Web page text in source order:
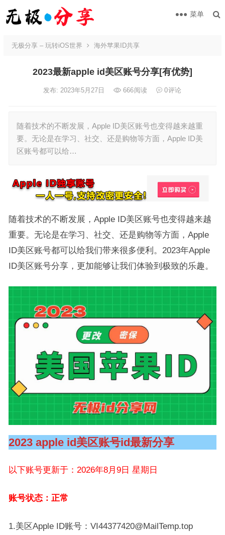
菜单
无极分享 – 玩转iOS世界 海外苹果ID共享
2023最新apple id美区账号分享[有优势]
发布: 2023年5月27日 666阅读 0评论
随着技术的不断发展，Apple ID美区账号也变得越来越重
要。无论是在学习、社交、还是购物等方面，Apple ID美
区账号都可以给…
随着技术的不断发展，Apple ID美区账号也变得越来越
重要。无论是在学习、社交、还是购物等方面，Apple
ID美区账号都可以给我们带来很多便利。2023年Apple
ID美区账号分享，更加能够让我们体验到极致的乐趣。
2023 apple id美区账号id最新分享
以下账号更新于：2026年8月9日 星期日
账号状态：正常
1.美区Apple ID账号：VI44377420@MailTemp.top